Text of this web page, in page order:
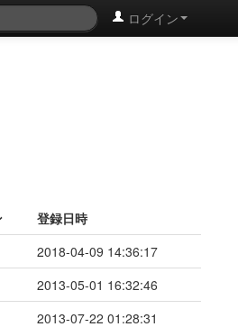
ログイン
登録日時
2018-04-09 14:36:17
2013-05-01 16:32:46
2013-07-22 01:28:31